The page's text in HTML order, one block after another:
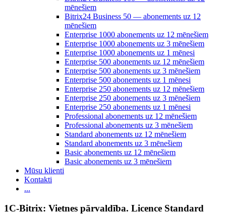
mēnešiem
Bitrix24 Business 50 — abonements uz 12
mēnešiem
Enterprise 1000 abonements uz 12 mēnešiem
Enterprise 1000 abonements uz 3 mēnešiem
Enterprise 1000 abonements uz 1 mēnesi
Enterprise 500 abonements uz 12 mēnešiem
Enterprise 500 abonements uz 3 mēnešiem
Enterprise 500 abonements uz 1 mēnesi
Enterprise 250 abonements uz 12 mēnešiem
Enterprise 250 abonements uz 3 mēnešiem
Enterprise 250 abonements uz 1 mēnesi
Professional abonements uz 12 mēnešiem
Professional abonements uz 3 mēnešiem
Standard abonements uz 12 mēnešiem
Standard abonements uz 3 mēnešiem
Basic abonements uz 12 mēnešiem
Basic abonements uz 3 mēnešiem
Mūsu klienti
Kontakti
...
1C-Bitrix: Vietnes pārvaldība. Licence Standard